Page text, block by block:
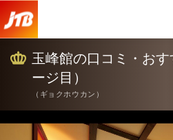
玉峰館の口コミ・お
ージ目）
（ ギョクホウカン ）